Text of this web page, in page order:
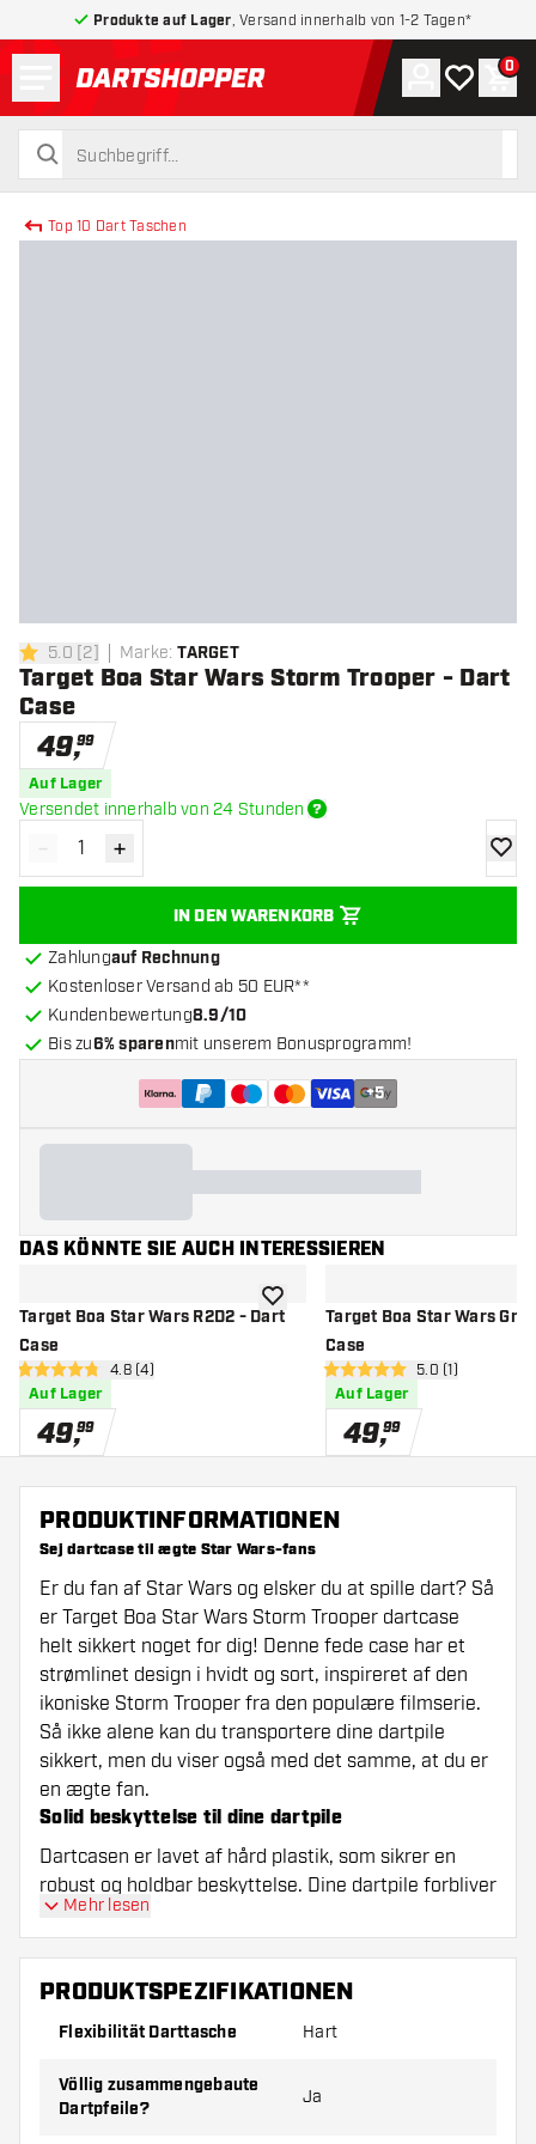
Produkte auf Lager , Versand innerhalb von 1-2 Tagen*
zurück zur Startseite
suchen
suchen
Konto
Meine 0
Top 10 Dart Taschen
5 Bewertungssterne
5.0 [2] Marke: TARGET
Target Boa Star Wars Storm Trooper - Dart
Case
49,99
Auf Lager
Versendet innerhalb von 24 Stunden
Menge verringern
- Menge erhöhen
+
IN DEN WARENKORB
Zur
Zahlungauf Rechnung
Kostenloser Versand ab 50 EUR**
Kundenbewertung8.9/10
Bis zu6% sparenmit unserem Bonusprogramm!
+5
DAS KÖNNTE SIE AUCH INTERESSIEREN
Target Boa Star Wars R2D2 - Dart
Case
Bewertungsbereich öffnen
4.8 Bewertungssterne
4.8 (4)
Auf Lager
49,99
Zur Wunschliste hinzufügen
Target Boa Star Wars
Case
5 Bewertungssterne
5.0 (1)
Auf Lager
49,99
PRODUKTINFORMATIONEN
Sej dartcase til ægte Star Wars-fans
Er du fan af Star Wars og elsker du at spille dart? Så
er Target Boa Star Wars Storm Trooper dartcase
helt sikkert noget for dig! Denne fede case har et
strømlinet design i hvidt og sort, inspireret af den
ikoniske Storm Trooper fra den populære filmserie.
Så ikke alene kan du transportere dine dartpile
sikkert, men du viser også med det samme, at du er
en ægte fan.
Solid beskyttelse til dine dartpile
Dartcasen er lavet af hård plastik, som sikrer en
robust og holdbar beskyttelse. Dine dartpile forbliver
altid i topform uden at tage skade under transport.
Derudover er denne case specielt designet til
samlet. Så er du altid klar til en runde, uanset hvor
du er.
Med sit kompakte format passer denne dartcase
Mehr lesen
PRODUKTSPEZIFIKATIONEN
Flexibilität Darttasche Hart
Völlig zusammengebaute
Dartpfeile?
Ja